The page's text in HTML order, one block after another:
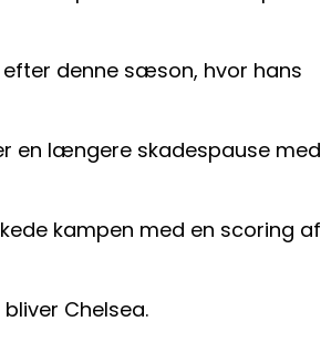
denne sæson, hvor hans
en længere skadespause med
kampen med en scoring af
Chelsea.